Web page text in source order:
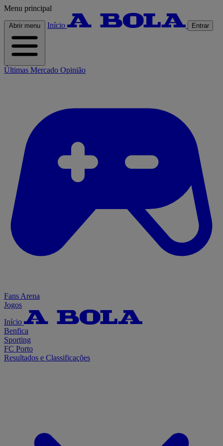
Menu principal
Abrir menu Início Entrar
Últimas Mercado Opinião
Fans Arena
Jogos
Início
Benfica
Sporting
FC Porto
Resultados e Classificações